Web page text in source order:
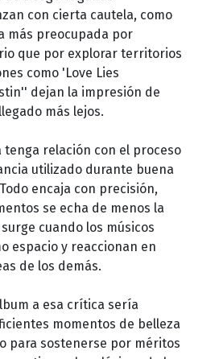
con cierta cautela, como
más preocupada por
que por explorar territorios
como 'Love Lies
dejan la impresión de
más lejos.
tenga relación con el proceso
utilizado durante buena
encaja con precisión,
se echa de menos la
cuando los músicos
espacio y reaccionan en
de los demás.
a esa crítica sería
momentos de belleza
para sostenerse por méritos